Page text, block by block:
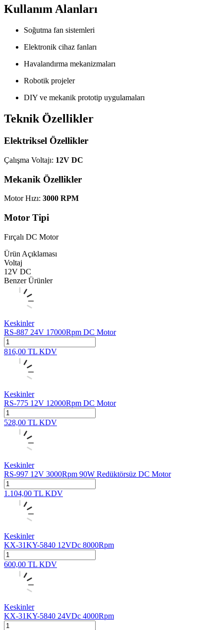
Kullanım Alanları
Soğutma fan sistemleri
Elektronik cihaz fanları
Havalandırma mekanizmaları
Robotik projeler
DIY ve mekanik prototip uygulamaları
Teknik Özellikler
Elektriksel Özellikler
Çalışma Voltajı: 12V DC
Mekanik Özellikler
Motor Hızı: 3000 RPM
Motor Tipi
Fırçalı DC Motor
Ürün Açıklaması
Voltaj
12V DC
Benzer Ürünler
Keskinler
RS-887 24V 17000Rpm DC Motor
816,00 TL KDV
Keskinler
RS-775 12V 12000Rpm DC Motor
528,00 TL KDV
Keskinler
RS-997 12V 3000Rpm 90W Redüktörsüz DC Motor
1.104,00 TL KDV
Keskinler
KX-31KY-5840 12VDc 8000Rpm
600,00 TL KDV
Keskinler
KX-31KY-5840 24VDc 4000Rpm